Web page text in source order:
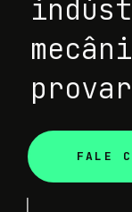
FALE